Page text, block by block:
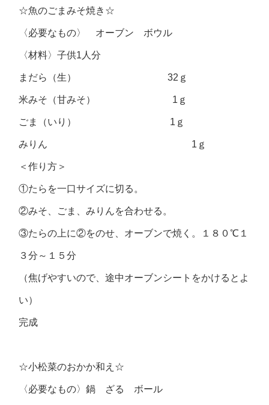
☆魚のごまみそ焼き☆
〈必要なもの〉 オーブン ボウル
〈材料〉子供1人分
まだら（生） 32ｇ
米みそ（甘みそ） 1ｇ
ごま（いり） 1ｇ
みりん 1ｇ
＜作り方＞
①たらを一口サイズに切る。
②みそ、ごま、みりんを合わせる。
③たらの上に②をのせ、オーブンで焼く。１８０℃１
３分～１５分
（焦げやすいので、途中オーブンシートをかけるとよ
い）
完成
☆小松菜のおかか和え☆
〈必要なもの〉鍋 ざる ボール